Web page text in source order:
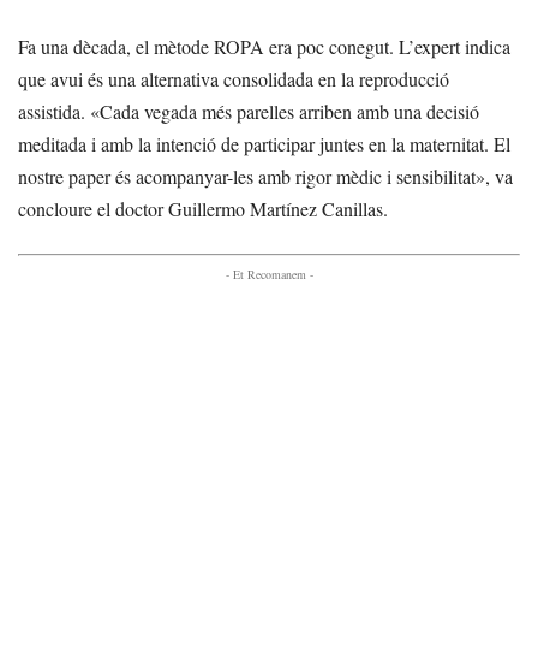
Fa una dècada, el mètode ROPA era poc conegut. L’expert indica
que avui és una alternativa consolidada en la reproducció
assistida. «Cada vegada més parelles arriben amb una decisió
meditada i amb la intenció de participar juntes en la maternitat. El
nostre paper és acompanyar-les amb rigor mèdic i sensibilitat», va
concloure el doctor Guillermo Martínez Canillas.
- Et Recomanem -